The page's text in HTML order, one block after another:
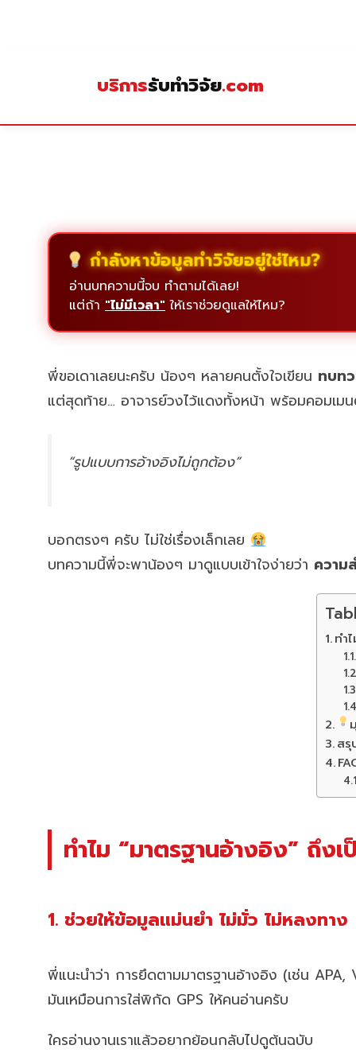
บริการรับทำวิจัย.com
กำลังหาข้อมูลทำวิจัยอยู่ใช่ไหม?
อ่านบทความนี้จบ ทำตามได้เลย!
แต่ถ้า "ไม่มีเวลา" ให้เราช่วยดูแลให้ไหม?
พี่ขอเดาเลยนะครับ น้องๆ หลายคนตั้งใจเขียน ทบท
แต่สุดท้าย… อาจารย์วงไว้แดงทั้งหน้า พร้อมคอมเม
“รูปแบบการอ้างอิงไม่ถูกต้อง”
บอกตรงๆ ครับ ไม่ใช่เรื่องเล็กเลย
บทความนี้พี่จะพาน้องๆ มาดูแบบเข้าใจง่ายว่า ความ
ทำ
สรุ
ทำไม “มาตรฐานอ้างอิง” ถึ
1. ช่วยให้ข้อมูลแม่นยำ ไม่มั่ว ไม่หลงทาง
พี่แนะนำว่า การยึดตามมาตรฐานอ้างอิง (เช่น
มันเหมือนการใส่พิกัด GPS ให้คนอ่านครับ
ใครอ่านงานเราแล้วอยากย้อนกลับไปดูต้นฉบับ